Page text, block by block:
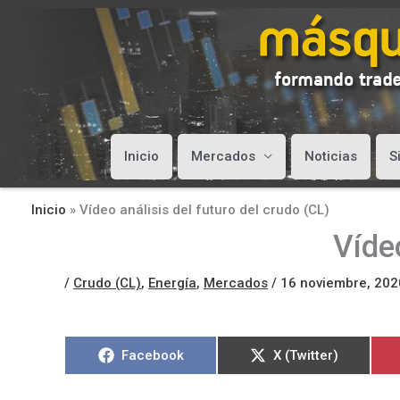
Inicio Mercados Noticias
Inicio » Vídeo análisis del futuro del crudo (CL)
/ Crudo (CL), Energía, Mercados / 16 noviembre,
Compartir
Facebook
Compartir
en
X (Twitter)